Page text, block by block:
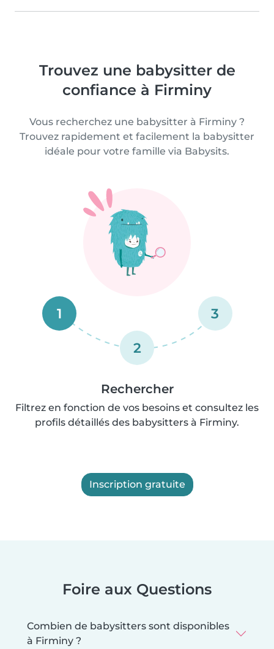
Trouvez une babysitter de
confiance à Firminy
Vous recherchez une babysitter à Firminy ?
Trouvez rapidement et facilement la babysitter
idéale pour votre famille via Babysits.
1
2
3
Rechercher
Filtrez en fonction de vos besoins et consultez les
profils détaillés des babysitters à Firminy.
Inscription gratuite
Foire aux Questions
Combien de babysitters sont disponibles
à Firminy ?